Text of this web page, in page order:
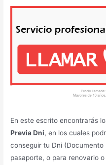
En este escrito encontrarás
Previa Dni, en los cuales
conseguir tu Dni
pasaporte, o para renovarlo